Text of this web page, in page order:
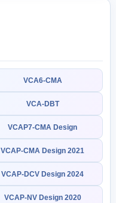
VCA6-CMA
VCA-DBT
VCAP7-CMA Design
VCAP-CMA Design 2021
VCAP-DCV Design 2024
VCAP-NV Design 2020